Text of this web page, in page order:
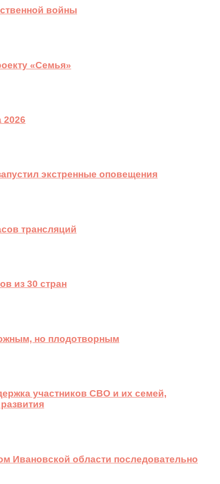
войны
«Семья»
2026
экстренные оповещения
трансляций
из 30 стран
но плодотворным
участников СВО и их семей,
Ивановской области последовательно